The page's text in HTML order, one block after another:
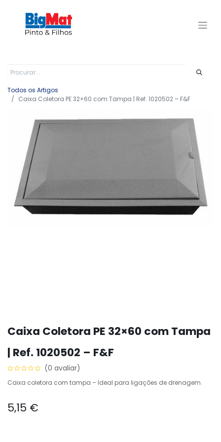
Todos os Artigos
Caixa Coletora PE 32×60 com Tampa | Ref. 1020502 – F&F
Caixa Coletora PE 32×60 com Tampa
| Ref. 1020502 – F&F
(0 avaliar)
Caixa coletora com tampa – Ideal para ligações de drenagem.
5,15 €